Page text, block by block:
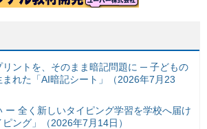
ントを、そのまま暗記問題に ─ 子どもの
れた「AI暗記シート」（2026年7月23
ー 全く新しいタイピング学習を学校へ届け
ング」（2026年7月14日）